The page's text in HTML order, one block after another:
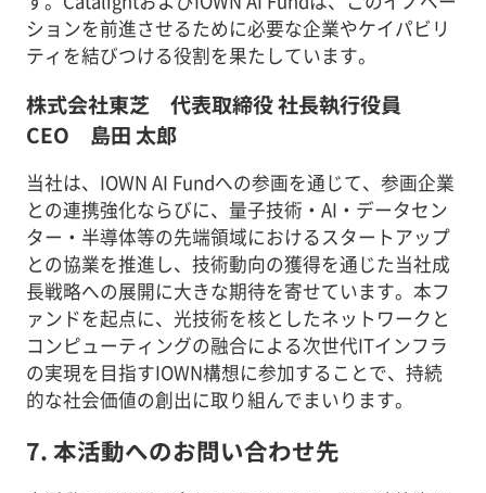
ションを前進させるために必要な企業やケイパビリ
ティを結びつける役割を果たしています。
株式会社東芝 代表取締役 社長執行役員
CEO 島田 太郎
当社は、IOWN AI Fundへの参画を通じて、参画企業
との連携強化ならびに、量子技術・AI・データセン
ター・半導体等の先端領域におけるスタートアップ
との協業を推進し、技術動向の獲得を通じた当社成
長戦略への展開に大きな期待を寄せています。本フ
ァンドを起点に、光技術を核としたネットワークと
コンピューティングの融合による次世代ITインフラ
の実現を目指すIOWN構想に参加することで、持続
的な社会価値の創出に取り組んでまいります。
7. 本活動へのお問い合わせ先